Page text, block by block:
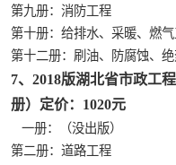
第九册：消防工程
第十册：给排水、采暖、燃
第十二册：刷油、防腐蚀、
7、2018版湖北省市政工
册）定价：1020元
一册：（没出版）
第二册：道路工程
内蒙古建设工程预算
陕西建设工程消耗量
贵州水利水电定额